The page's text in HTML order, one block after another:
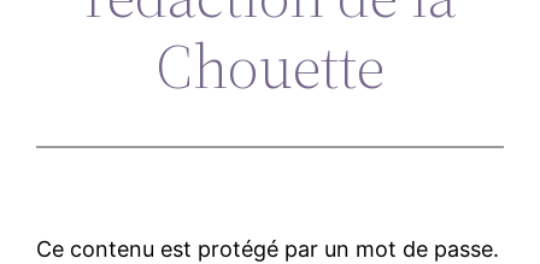
Chouette
Ce contenu est protégé par un mot de passe.